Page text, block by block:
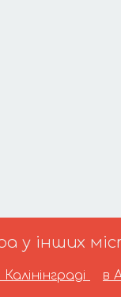
у інших
Калінінграді в